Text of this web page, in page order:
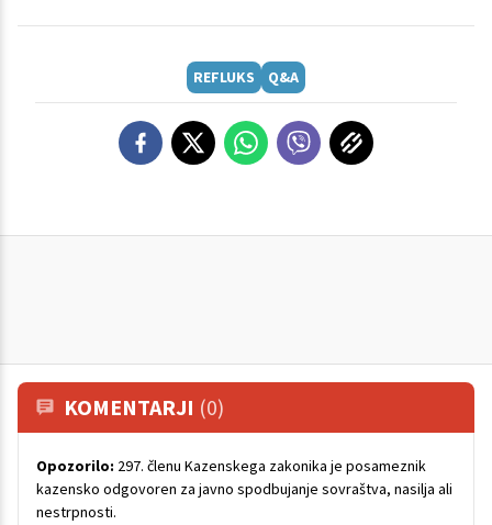
REFLUKS Q&A
KOMENTARJI (0)
Opozorilo: 297. členu Kazenskega zakonika je posameznik
kazensko odgovoren za javno spodbujanje sovraštva, nasilja ali
nestrpnosti.